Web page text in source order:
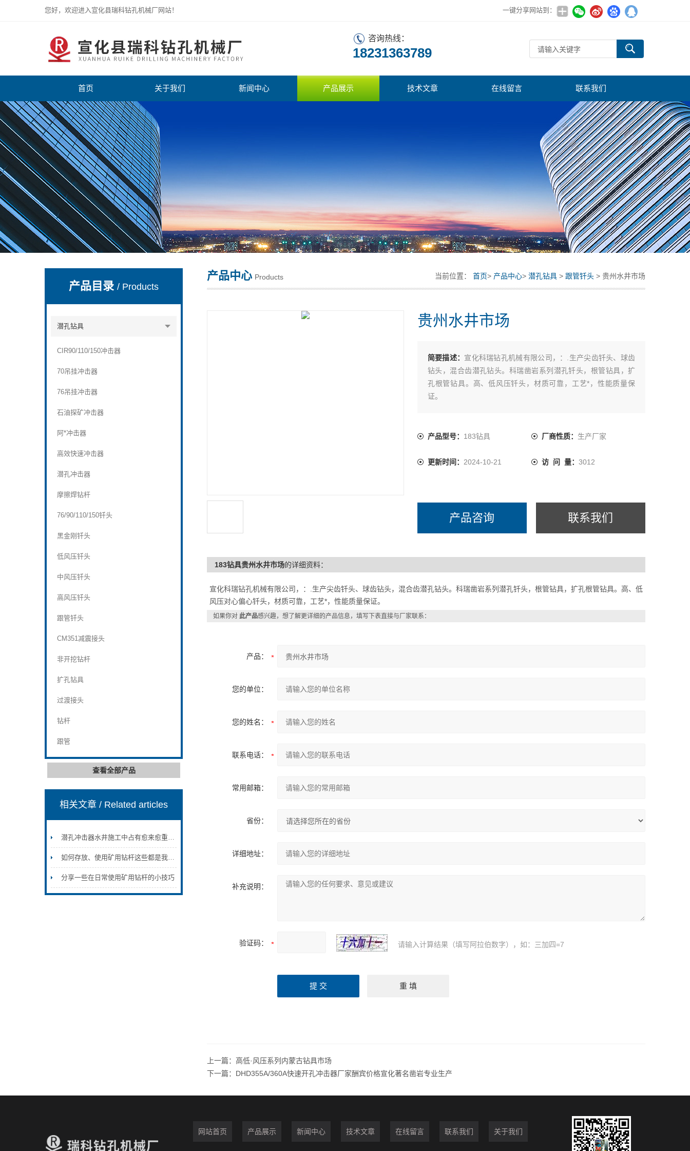
您好，欢迎进入宣化县瑞科钻孔机械厂网站！ 一键分享网站到：
宣化县瑞科钻孔机械厂
咨询热线：
18231363789
首页 关于我们 新闻中心 产品展示 技术文章 在线留言 联系我们
产品目录/ Products
潜孔钻具
CIR90/110/150冲击器
70吊挂冲击器
76吊挂冲击器
石油探矿冲击器
阿*冲击器
高效快速冲击器
潜孔冲击器
摩擦焊钻杆
76/90/110/150钎头
黑金刚钎头
低风压钎头
中风压钎头
高风压钎头
跟管钎头
CM351减震接头
非开挖钻杆
扩孔钻具
过渡接头
钻杆
跟管
查看全部产品
相关文章/ Related articles
潜孔冲击器水井施工中占有愈来愈重要的地位
如何存放、使用矿用钻杆这些都是我们应该要掌握
分享一些在日常使用矿用钻杆的小技巧
产品中心 Products 当前位置： 首页> 产品中心> 潜孔钻具 > 跟管钎头 > 贵州水井市场
贵州水井市场
简要描述： 宣化科瑞钻孔机械有限公司，：.生产尖齿钎头、球齿
钻头，混合齿潜孔钻头。科瑞凿岩系列潜孔钎头，根管钻具，扩
孔根管钻具。高、低风压钎头，材质可靠，工艺*，性能质量保
证。
产品型号： 183钻具 厂商性质： 生产厂家
更新时间： 2024-10-21 访 问 量： 3012
产品咨询 联系我们
183钻具贵州水井市场的详细资料：
宣化科瑞钻孔机械有限公司，：.生产尖齿钎头、球齿钻头，混合齿潜孔钻头。科瑞凿岩系列潜孔钎头，根管钻具，扩孔根管钻具。高、低
风压对心偏心钎头，材质可靠，工艺*，性能质量保证。
如果你对 此产品感兴趣，想了解更详细的产品信息，填写下表直接与厂家联系：
产品：
您的单位：
您的姓名：
联系电话：
常用邮箱：
省份：
详细地址：
补充说明：
验证码： 请输入计算结果（填写阿拉伯数字），如：三加四=7
上一篇： 高低·风压系列内蒙古钻具市场
下一篇： DHD355A/360A快速开孔冲击器厂家酬宾价格宣化著名凿岩专业生产
网站首页 产品展示 新闻中心 技术文章 在线留言 联系我们 关于我们